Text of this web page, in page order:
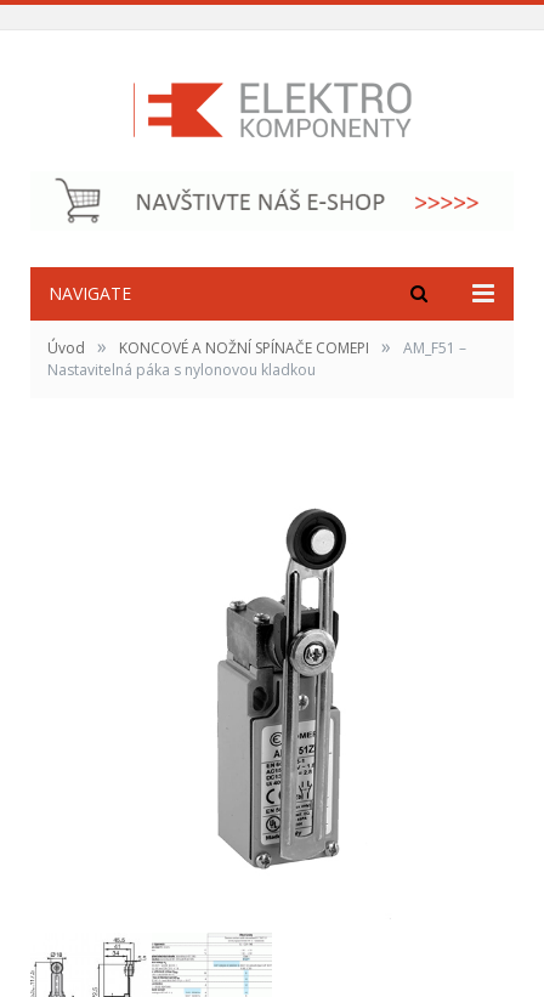
NAVIGATE
Úvod » KONCOVÉ A NOŽNÍ SPÍNAČE COMEPI »
AM_F51 –
Nastavitelná páka s nylonovou kladkou